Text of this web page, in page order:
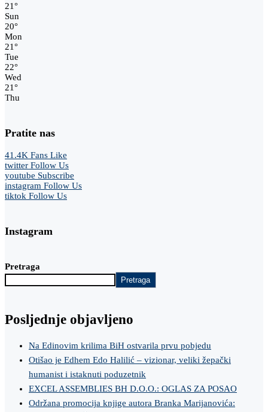
21°
Sun
20°
Mon
21°
Tue
22°
Wed
21°
Thu
Pratite nas
41.4K Fans Like
twitter Follow Us
youtube Subscribe
instagram Follow Us
tiktok Follow Us
Instagram
Pretraga
Pretraga
Posljednje objavljeno
Na Edinovim krilima BiH ostvarila prvu pobjedu
Otišao je Edhem Edo Halilić – vizionar, veliki žepački
humanist i istaknuti poduzetnik
EXCEL ASSEMBLIES BH D.O.O.: OGLAS ZA POSAO
Održana promocija knjige autora Branka Marijanovića: